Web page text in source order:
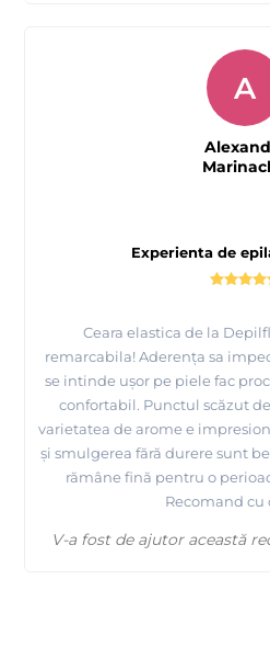
Prezentare produse
Experienta de
Ceara elastica de la
remarcabila! Aderența sa
se intinde ușor pe piele fac
confortabil. Punctul scăzut
varietatea de arome e
și smulgerea fără durere sunt
rămâne fină pentru o
Recomand cu
A
V-a fost de ajutor această